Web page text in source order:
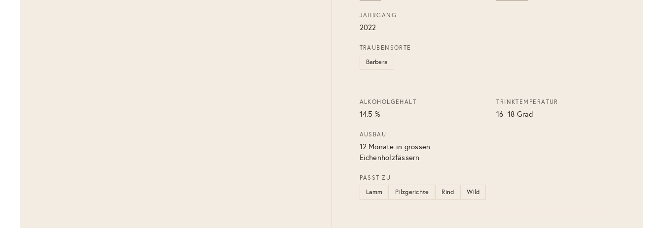
JAHRGANG
2022
TRAUBENSORTE
Barbera
ALKOHOLGEHALT
14.5 %
TRINKTEMPERATUR
16–18 Grad
AUSBAU
12 Monate in grossen
Eichenholzfässern
PASST ZU
Lamm Pilzgerichte Rind Wild